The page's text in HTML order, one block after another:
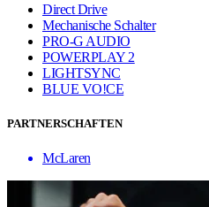
Direct Drive
Mechanische Schalter
PRO-G AUDIO
POWERPLAY 2
LIGHTSYNC
BLUE VO!CE
PARTNERSCHAFTEN
McLaren